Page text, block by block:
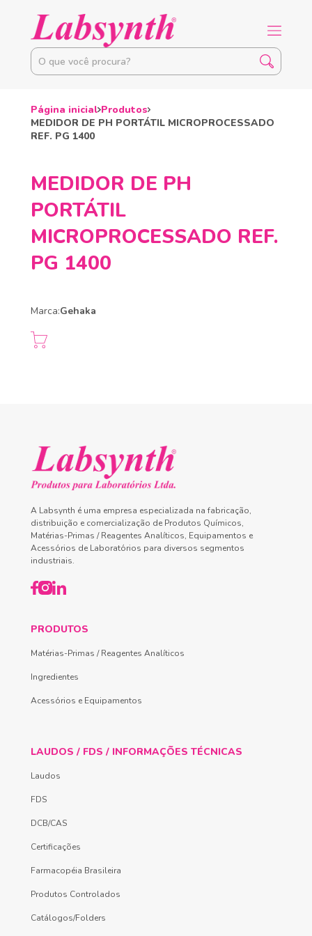
Página inicial Produtos
MEDIDOR DE PH PORTÁTIL MICROPROCESSADO
REF. PG 1400
MEDIDOR DE PH
PORTÁTIL
MICROPROCESSADO REF.
PG 1400
Marca:Gehaka
A Labsynth é uma empresa especializada na fabricação,
distribuição e comercialização de Produtos Químicos,
Matérias-Primas / Reagentes Analíticos, Equipamentos e
Acessórios de Laboratórios para diversos segmentos
industriais.
PRODUTOS
Matérias-Primas / Reagentes Analíticos
Ingredientes
Acessórios e Equipamentos
LAUDOS / FDS / INFORMAÇÕES TÉCNICAS
Laudos
FDS
DCB/CAS
Certificações
Farmacopéia Brasileira
Produtos Controlados
Catálogos/Folders